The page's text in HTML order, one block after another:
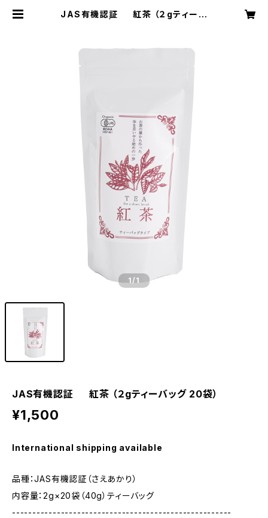
JAS有機認証 紅茶 （２gティーバ
1/1
JAS有機認証 紅茶 （２gティーバッグ 20袋）
¥1,500
International shipping available
品種：JAS有機認証（さえあかり）
内容量：2g×20袋（40g）ティーバッグ
------------------------------------------------------